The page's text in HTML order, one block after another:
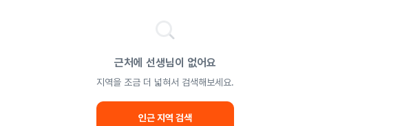
근처에 선생님이 없어요
지역을 조금 더 넓혀서 검색해보세요.
인근 지역 검색